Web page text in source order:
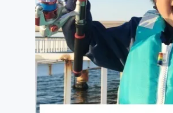
ビジネス・起業
まちづくり・地域活性化